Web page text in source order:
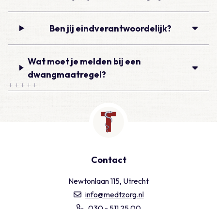
Ben jij eindverantwoordelijk?
Wat moet je melden bij een
dwangmaatregel?
Contact
Newtonlaan 115, Utrecht
info@medtzorg.nl